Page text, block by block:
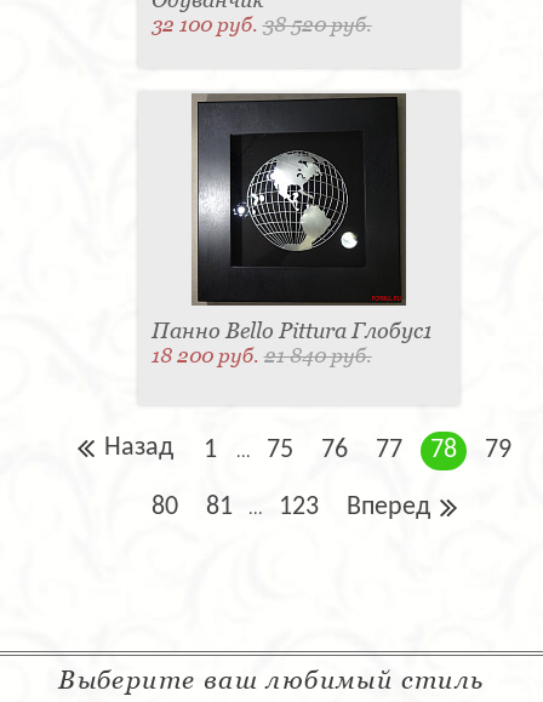
32 100 руб.38 520 руб.
Панно Bello Pittura Глобус1
18 200 руб.21 840 руб.
Назад 1 ... 75 76 77 78 79
80 81 ... 123 Вперед
Выберите ваш любимый стиль